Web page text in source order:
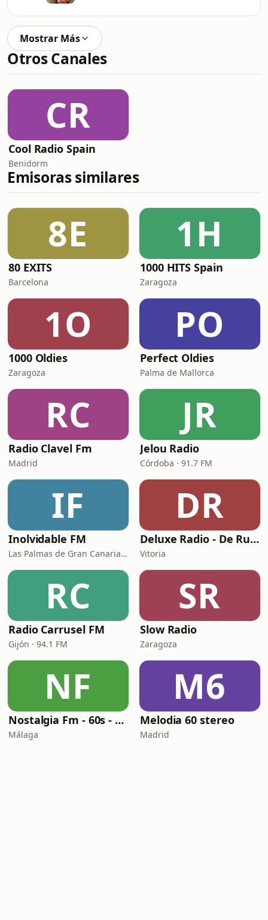
Mostrar Más
Otros Canales
CR
Cool Radio Spain
Benidorm
Emisoras similares
8E
80 EXITS
Barcelona
1H
1000 HITS Spain
Zaragoza
1O
1000 Oldies
Zaragoza
PO
Perfect Oldies
Palma de Mallorca
RC
Radio Clavel Fm
Madrid
JR
Jelou Radio
Córdoba · 91.7 FM
IF
Inolvidable FM
Las Palmas de Gran Canaria · 95.8 FM
DR
Deluxe Radio - De Rumbas
Vitoria
RC
Radio Carrusel FM
Gijón · 94.1 FM
SR
Slow Radio
Zaragoza
NF
Nostalgia Fm - 60s - 70s
Málaga
M6
Melodia 60 stereo
Madrid